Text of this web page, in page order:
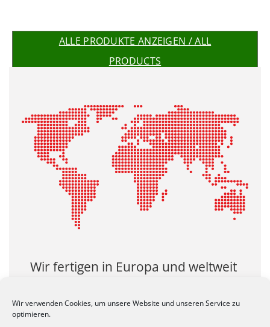
Wir verwenden Cookies, um unsere Website und unseren Service zu
optimieren.
ALLE PRODUKTE ANZEIGEN / ALL
PRODUCTS
Wir fertigen in Europa und weltweit
wirtschlaftlichen Preisen.